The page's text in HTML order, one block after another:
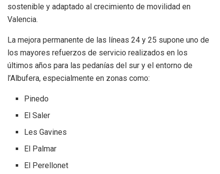
sostenible y adaptado al crecimiento de movilidad en
Valencia.
La mejora permanente de las líneas 24 y 25 supone uno de
los mayores refuerzos de servicio realizados en los
últimos años para las pedanías del sur y el entorno de
l’Albufera, especialmente en zonas como:
Pinedo
El Saler
Les Gavines
El Palmar
El Perellonet